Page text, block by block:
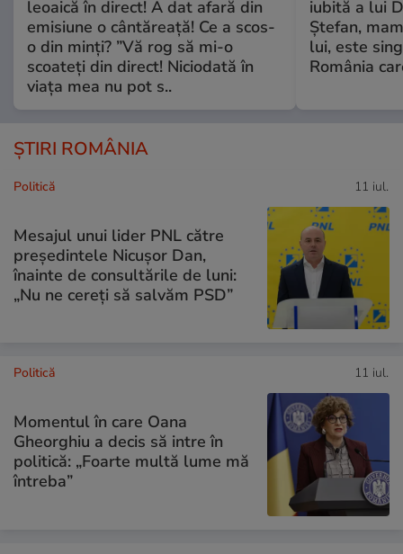
leoaică în direct! A dat afară din
emisiune o cântăreață! Ce a scos-
o din minți? ”Vă rog să mi-o
scoateți din direct! Niciodată în
viața mea nu pot s..
iubită a lui
Ștefan,
lui, este
România
ȘTIRI ROMÂNIA
Politică 11 iul.
Mesajul unui lider PNL către
președintele Nicușor Dan,
înainte de consultările de luni:
„Nu ne cereți să salvăm PSD”
Politică 11 iul.
Momentul în care Oana
Gheorghiu a decis să intre în
politică: „Foarte multă lume mă
întreba”